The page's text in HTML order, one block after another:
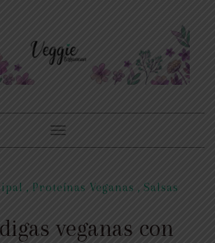
Toggle
navigation
, Proteínas Veganas , Salsas
veganas con